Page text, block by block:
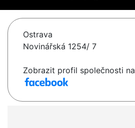
Ostrava
Novinářská 1254/ 7
Zobrazit profil společnosti na